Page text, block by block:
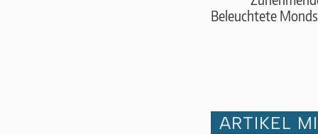
Beleuchtete
ARTIKEL